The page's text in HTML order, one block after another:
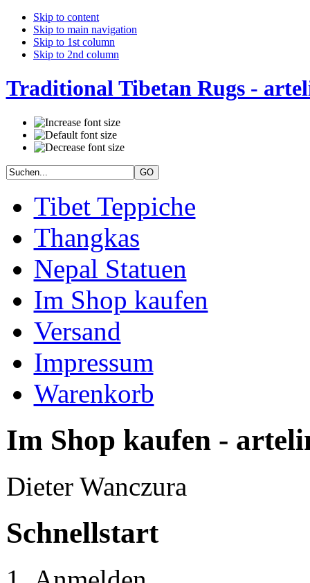
Skip to content
Skip to main navigation
Skip to 1st column
Skip to 2nd column
Traditional Tibetan Rugs -
Tibet Teppiche
Thangkas
Nepal Statuen
Im Shop kaufen
Versand
Impressum
Warenkorb
Im Shop kaufen -
Dieter Wanczura
Schnellstart